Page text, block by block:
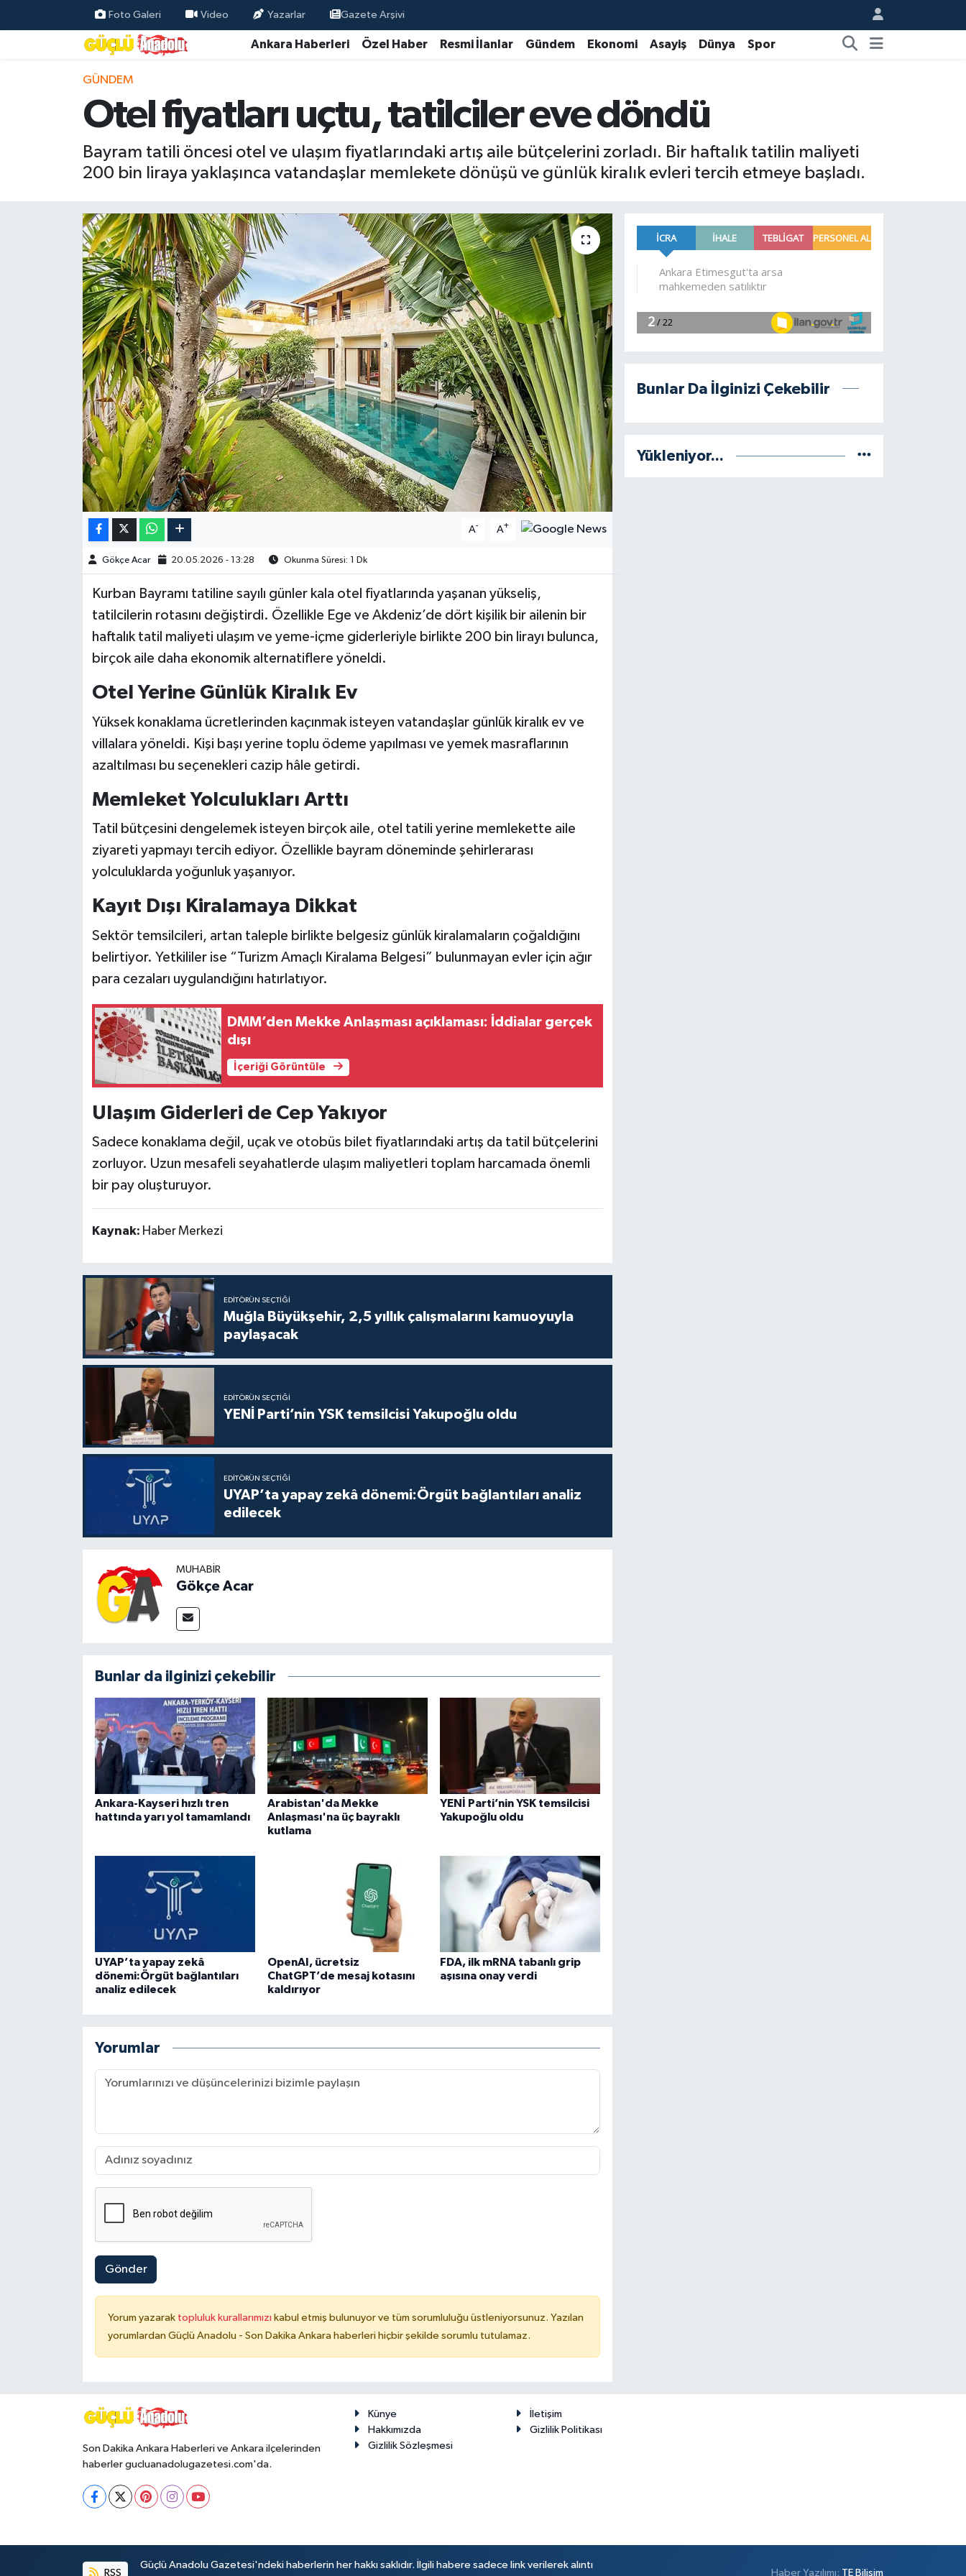
Foto Galeri Video Yazarlar Gazete Arşivi
Ankara Haberleri Özel Haber Resmi İlanlar Gündem Ekonomi Asayiş Dünya Spor
GÜNDEM
Otel fiyatları uçtu, tatilciler eve döndü
Bayram tatili öncesi otel ve ulaşım fiyatlarındaki artış aile bütçelerini zorladı. Bir haftalık tatilin maliyeti
200 bin liraya yaklaşınca vatandaşlar memlekete dönüşü ve günlük kiralık evleri tercih etmeye başladı.
A- A+
Gökçe Acar 20.05.2026 - 13:28 Okunma Süresi: 1 Dk
Kurban Bayramı tatiline sayılı günler kala otel fiyatlarında yaşanan yükseliş,
tatilcilerin rotasını değiştirdi. Özellikle Ege ve Akdeniz’de dört kişilik bir ailenin bir
haftalık tatil maliyeti ulaşım ve yeme-içme giderleriyle birlikte 200 bin lirayı bulunca,
birçok aile daha ekonomik alternatiflere yöneldi.
Otel Yerine Günlük Kiralık Ev
Yüksek konaklama ücretlerinden kaçınmak isteyen vatandaşlar günlük kiralık ev ve
villalara yöneldi. Kişi başı yerine toplu ödeme yapılması ve yemek masraflarının
azaltılması bu seçenekleri cazip hâle getirdi.
Memleket Yolculukları Arttı
Tatil bütçesini dengelemek isteyen birçok aile, otel tatili yerine memlekette aile
ziyareti yapmayı tercih ediyor. Özellikle bayram döneminde şehirlerarası
yolculuklarda yoğunluk yaşanıyor.
Kayıt Dışı Kiralamaya Dikkat
Sektör temsilcileri, artan taleple birlikte belgesiz günlük kiralamaların çoğaldığını
belirtiyor. Yetkililer ise “Turizm Amaçlı Kiralama Belgesi” bulunmayan evler için ağır
para cezaları uygulandığını hatırlatıyor.
DMM’den Mekke Anlaşması açıklaması: İddialar gerçek
dışı
İçeriği Görüntüle
Ulaşım Giderleri de Cep Yakıyor
Sadece konaklama değil, uçak ve otobüs bilet fiyatlarındaki artış da tatil bütçelerini
zorluyor. Uzun mesafeli seyahatlerde ulaşım maliyetleri toplam harcamada önemli
bir pay oluşturuyor.
Kaynak: Haber Merkezi
EDITÖRÜN SEÇTIĞI
Muğla Büyükşehir, 2,5 yıllık çalışmalarını kamuoyuyla
paylaşacak
EDITÖRÜN SEÇTIĞI
YENİ Parti’nin YSK temsilcisi Yakupoğlu oldu
EDITÖRÜN SEÇTIĞI
UYAP’ta yapay zekâ dönemi:Örgüt bağlantıları analiz
edilecek
MUHABIR
Gökçe Acar
Bunlar da ilginizi çekebilir
Ankara-Kayseri hızlı tren
hattında yarı yol tamamlandı
Arabistan'da Mekke
Anlaşması'na üç bayraklı
kutlama
YENİ Parti’nin YSK temsilcisi
Yakupoğlu oldu
UYAP’ta yapay zekâ
dönemi:Örgüt bağlantıları
analiz edilecek
OpenAI, ücretsiz
ChatGPT’de mesaj kotasını
kaldırıyor
FDA, ilk mRNA tabanlı grip
aşısına onay verdi
Yorumlar
Gönder
Yorum yazarak topluluk kurallarımızı kabul etmiş bulunuyor ve tüm sorumluluğu üstleniyorsunuz. Yazılan
yorumlardan Güçlü Anadolu - Son Dakika Ankara haberleri hiçbir şekilde sorumlu tutulamaz.
Bunlar Da İlginizi Çekebilir
Yükleniyor...
Son Dakika Ankara Haberleri ve Ankara ilçelerinden
haberler gucluanadolugazetesi.com'da.
Künye
İletişim
Hakkımızda
Gizlilik Politikası
Gizlilik Sözleşmesi
RSS
Güçlü Anadolu Gazetesi'ndeki haberlerin her hakkı saklıdır. İlgili habere sadece link verilerek alıntı
Haber Yazılımı: TE Bilişim
Özel Haber
Resmi İlanlar
Ekonomi
Magazin
Burç Yorumları
Hava Durumu
Kim kimdir?
Teknoloji
Televizyon